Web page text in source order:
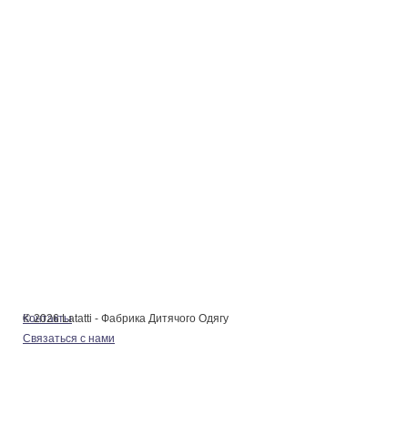
© 2026 Latatti - Фабрика Дитячого Одягу
Контакты
Связаться с нами